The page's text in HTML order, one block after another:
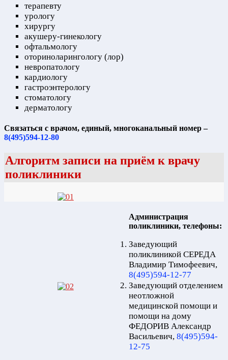
терапевту
урологу
хирургу
акушеру-гинекологу
офтальмологу
оториноларингологу (лор)
невропатологу
кардиологу
гастроэнтерологу
стоматологу
дерматологу
Связаться с врачом, единый, многоканальный номер –
8(495)594-12-80
Алгоритм записи на приём к врачу
поликлиники
Администрация
поликлиники, телефоны:
Заведующий
поликлиникой СЕРЕДА
Владимир Тимофеевич,
8(495)594-12-77
Заведующий отделением
неотложной
медицинской помощи и
помощи на дому
ФЕДОРИВ Александр
Васильевич, 8(495)594-
12-75